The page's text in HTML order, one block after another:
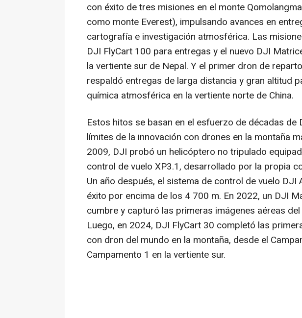
con éxito de tres misiones en el monte
como monte Everest), impulsando avances en
cartografía e investigación atmosférica. Las
DJI FlyCart 100 para entregas y el nuevo DJI
la vertiente sur de Nepal. Y el primer dron de
respaldó entregas de larga distancia y gran altitud
química atmosférica en la vertiente norte de China.
Estos hitos se basan en el esfuerzo de décadas de
límites de la innovación con drones en la montaña
2009, DJI probó un helicóptero no tripulado
control de vuelo XP3.1, desarrollado por la propia
Un año después, el sistema de control de vuelo DJI
éxito por encima de los 4 700 m. En 2022, un DJI
cumbre y capturó las primeras imágenes aéreas
Luego, en 2024, DJI FlyCart 30 completó las
con dron del mundo en la montaña, desde el
Campamento 1 en la vertiente sur.